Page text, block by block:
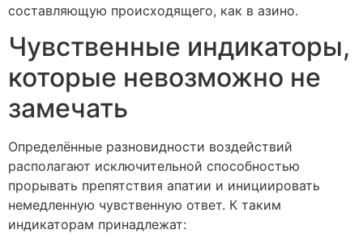
составляющую происходящего, как в азино.
Чувственные индикаторы,
которые невозможно не
замечать
Определённые разновидности воздействий
располагают исключительной способностью
прорывать препятствия апатии и инициировать
немедленную чувственную ответ. К таким
индикаторам принадлежат: